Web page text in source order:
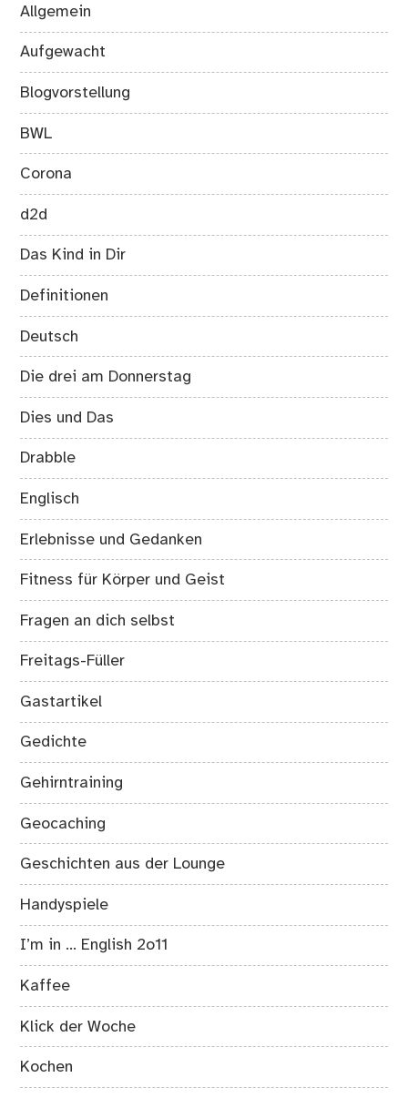
Allgemein
Aufgewacht
Blogvorstellung
BWL
Corona
d2d
Das Kind in Dir
Definitionen
Deutsch
Die drei am Donnerstag
Dies und Das
Drabble
Englisch
Erlebnisse und Gedanken
Fitness für Körper und Geist
Fragen an dich selbst
Freitags-Füller
Gastartikel
Gedichte
Gehirntraining
Geocaching
Geschichten aus der Lounge
Handyspiele
I’m in … English 2o11
Kaffee
Klick der Woche
Kochen